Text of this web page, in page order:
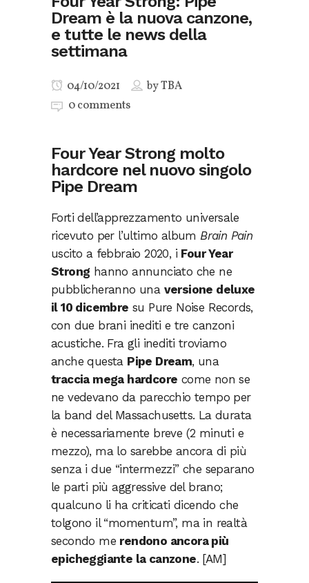
Dream è la nuova canzone,
e tutte le news della
settimana
04/10/2021 byTBA
0 comments
Four Year Strong molto
hardcore nel nuovo singolo
Pipe Dream
Forti dell’apprezzamento universale
ricevuto per l’ultimo album Brain Pain
uscito a febbraio 2020, i Four Year
Strong hanno annunciato che ne
pubblicheranno una versione deluxe
il 10 dicembre su Pure Noise Records,
con due brani inediti e tre canzoni
acustiche. Fra gli inediti troviamo
anche questa Pipe Dream, una
traccia mega hardcore come non se
ne vedevano da parecchio tempo per
la band del Massachusetts. La durata
è necessariamente breve (2 minuti e
mezzo), ma lo sarebbe ancora di più
senza i due “intermezzi” che separano
le parti più aggressive del brano;
qualcuno li ha criticati dicendo che
tolgono il “momentum”, ma in realtà
secondo me rendono ancora più
epicheggiante la canzone. [AM]